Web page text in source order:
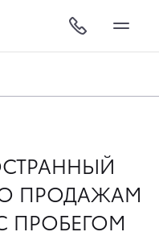
ПРОДАЖАМ
ПРОБЕГОМ